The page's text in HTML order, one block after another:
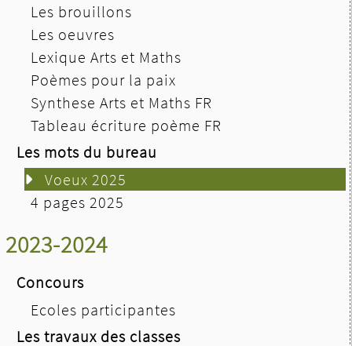
Les brouillons
Les oeuvres
Lexique Arts et Maths
Poèmes pour la paix
Synthese Arts et Maths FR
Tableau écriture poème FR
Les mots du bureau
Voeux 2025
4 pages 2025
2023-2024
Concours
Ecoles participantes
Les travaux des classes